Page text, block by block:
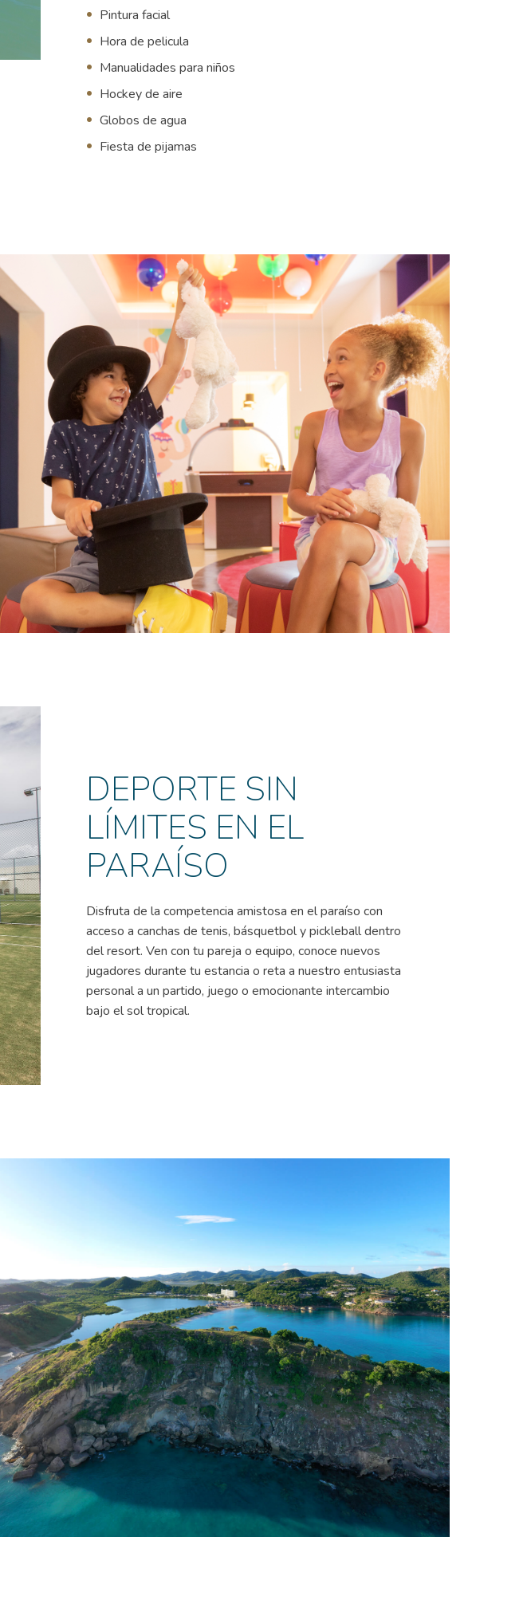
Pintura facial
Hora de pelicula
Manualidades para niños
Hockey de aire
Globos de agua
Fiesta de pijamas
DEPORTE SIN
LÍMITES EN EL
PARAÍSO
Disfruta de la competencia amistosa en el paraíso con
acceso a canchas de tenis, básquetbol y pickleball dentro
del resort. Ven con tu pareja o equipo, conoce nuevos
jugadores durante tu estancia o reta a nuestro entusiasta
personal a un partido, juego o emocionante intercambio
bajo el sol tropical.